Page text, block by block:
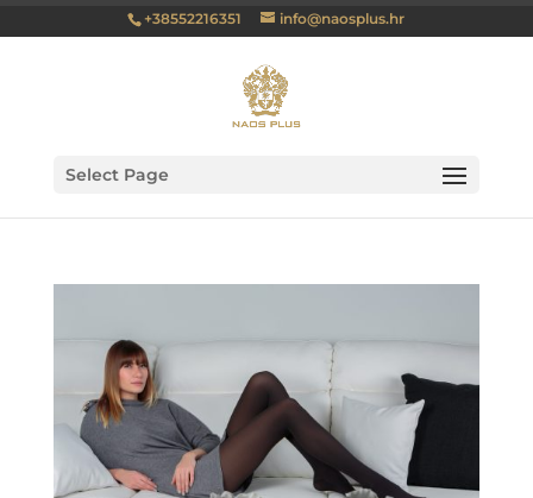
+38552216351 info@naosplus.hr
Select Page